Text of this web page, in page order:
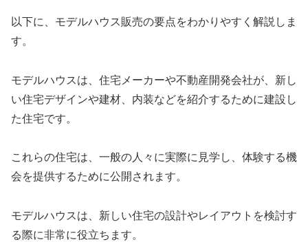
以下に、モデルハウス販売の要点をわかりやすく解説しま
す。
モデルハウスは、住宅メーカーや不動産開発会社が、新し
い住宅デザインや建材、内装などを紹介するために建設し
た住宅です。
これらの住宅は、一般の人々に実際に見学し、体験する機
会を提供するために公開されます。
モデルハウスは、新しい住宅の設計やレイアウトを検討す
る際に非常に役立ちます。